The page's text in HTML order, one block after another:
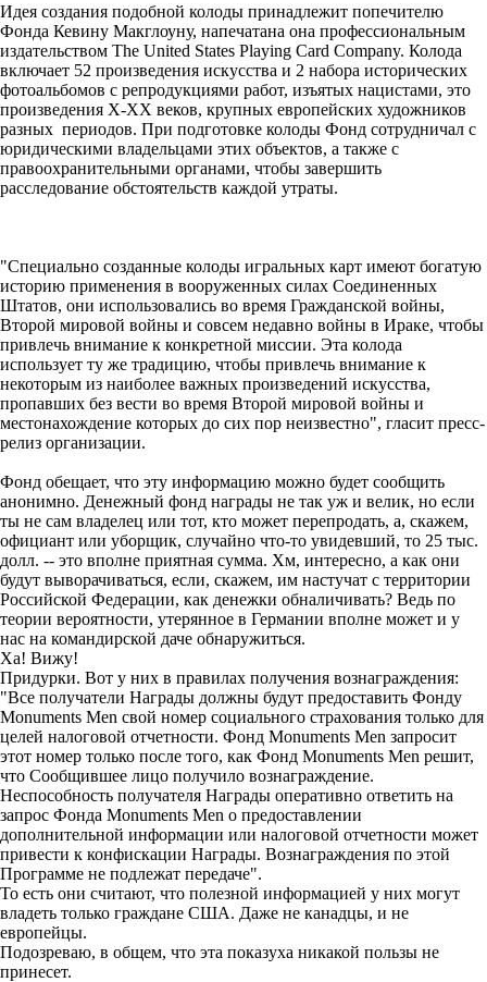
Идея создания подобной колоды принадлежит попечителю
Фонда Кевину Макглоуну, напечатана она профессиональным
издательством The United States Playing Card Company. Колода
включает 52 произведения искусства и 2 набора исторических
фотоальбомов с репродукциями работ, изъятых нацистами, это
произведения Х-ХХ веков, крупных европейских художников
разных периодов. При подготовке колоды Фонд сотрудничал с
юридическими владельцами этих объектов, а также с
правоохранительными органами, чтобы завершить
расследование обстоятельств каждой утраты.
"Специально созданные колоды игральных карт имеют богатую
историю применения в вооруженных силах Соединенных
Штатов, они использовались во время Гражданской войны,
Второй мировой войны и совсем недавно войны в Ираке, чтобы
привлечь внимание к конкретной миссии. Эта колода
использует ту же традицию, чтобы привлечь внимание к
некоторым из наиболее важных произведений искусства,
пропавших без вести во время Второй мировой войны и
местонахождение которых до сих пор неизвестно", гласит пресс-
релиз организации.
Фонд обещает, что эту информацию можно будет сообщить
анонимно. Денежный фонд награды не так уж и велик, но если
ты не сам владелец или тот, кто может перепродать, а, скажем,
официант или уборщик, случайно что-то увидевший, то 25 тыс.
долл. -- это вполне приятная сумма. Хм, интересно, а как они
будут выворачиваться, если, скажем, им настучат с территории
Российской Федерации, как денежки обналичивать? Ведь по
теории вероятности, утерянное в Германии вполне может и у
нас на командирской даче обнаружиться.
Ха! Вижу!
Придурки. Вот у них в правилах получения вознаграждения:
"Все получатели Награды должны будут предоставить Фонду
Monuments Men свой номер социального страхования только для
целей налоговой отчетности. Фонд Monuments Men запросит
этот номер только после того, как Фонд Monuments Men решит,
что Сообщившее лицо получило вознаграждение.
Неспособность получателя Награды оперативно ответить на
запрос Фонда Monuments Men о предоставлении
дополнительной информации или налоговой отчетности может
привести к конфискации Награды. Вознаграждения по этой
Программе не подлежат передаче".
То есть они считают, что полезной информацией у них могут
владеть только граждане США. Даже не канадцы, и не
европейцы.
Подозреваю, в общем, что эта показуха никакой пользы не
принесет.